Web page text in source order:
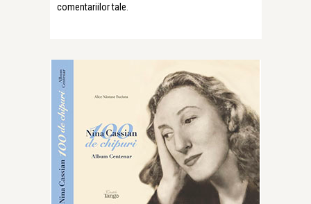
comentariilor tale